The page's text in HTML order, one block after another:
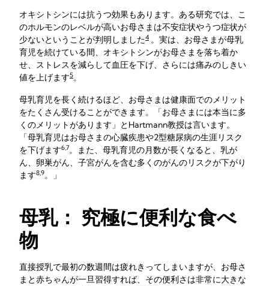
オキシトシンには抗うつ効果もあります。ある研究では、こ
のホルモンのレベルが高いお母さまは不安症状やうつ症状が
少ないということが判明しました4 。実は、お母さまが母乳
育児を続けている間、オキシトシンがお母さまを落ち着か
せ、ストレスを減らして血圧を下げ、さらには痛みのしきい
値を上げます5。
母乳育児を長く続けるほど、お母さまは健康面でのメリット
をたくさん受けることができます。「お母さまには本当に多
くのメリットがあります」とHartmann教授は言います。
「母乳育児はお母さまの心臓疾患や2型糖尿病の生涯リスク
を下げます6,7。また、母乳育児の月数が長くなると、乳が
ん、卵巣がん、子宮がんを含む多くのがんのリスクが下がり
ます8,9。」
母乳： 究極に便利な食べ
物
直接授乳で最初の数週間は疲れきってしまいますが、お母さ
まと赤ちゃんが一旦習得すれば、その便利さは非常に大きな